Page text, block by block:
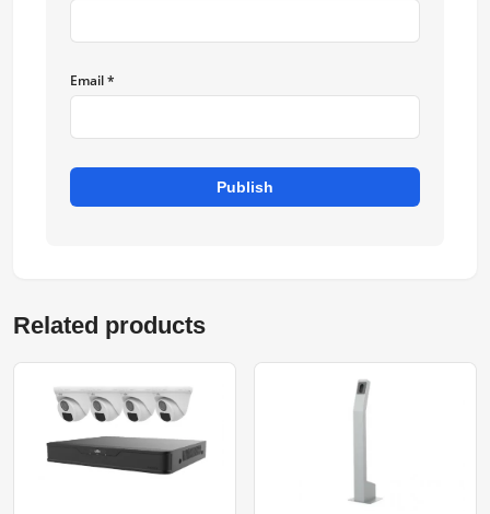
Email *
Publish
Related products